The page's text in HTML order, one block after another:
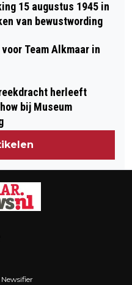
15 augustus 1945 in
van bewustwording
Team Alkmaar in
herleeft
bij Museum